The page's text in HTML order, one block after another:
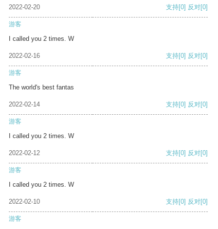
2022-02-20 支持[0] 反对[0]
游客
I called you 2 times. W
2022-02-16 支持[0] 反对[0]
游客
The world's best fantas
2022-02-14 支持[0] 反对[0]
游客
I called you 2 times. W
2022-02-12 支持[0] 反对[0]
游客
I called you 2 times. W
2022-02-10 支持[0] 反对[0]
游客